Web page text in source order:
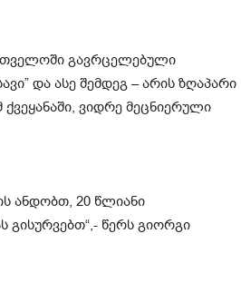
გავრცელებული
და ასე შემდეგ – არის ზღაპარი
ვიდრე მეცნიერული
ანდობთ, 20 წლიანი
წერს გიორგი